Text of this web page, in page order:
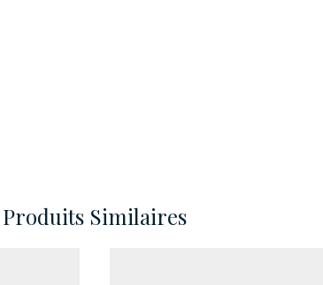
Produits Similaires